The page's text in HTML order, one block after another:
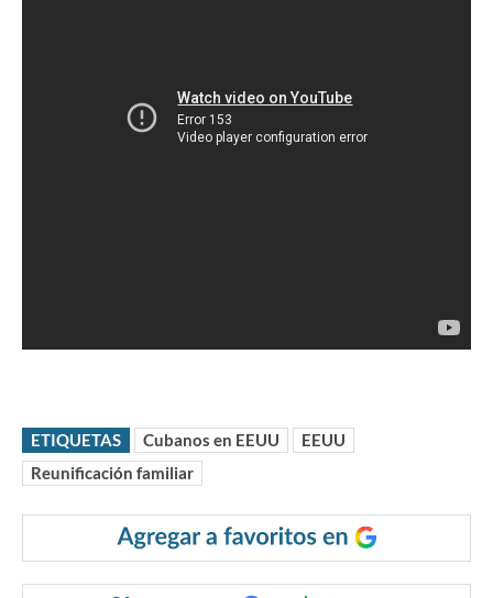
ETIQUETAS Cubanos en EEUU
EEUU
Reunificación familiar